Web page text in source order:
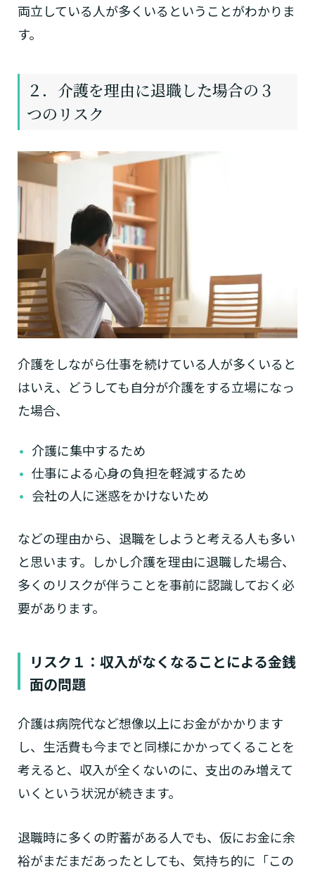
両立している人が多くいるということがわかりま
す。
２．介護を理由に退職した場合の３
つのリスク
介護をしながら仕事を続けている人が多くいると
はいえ、どうしても自分が介護をする立場になっ
た場合、
介護に集中するため
仕事による心身の負担を軽減するため
会社の人に迷惑をかけないため
などの理由から、退職をしようと考える人も多い
と思います。しかし介護を理由に退職した場合、
多くのリスクが伴うことを事前に認識しておく必
要があります。
リスク１：収入がなくなることによる金銭
面の問題
介護は病院代など想像以上にお金がかかります
し、生活費も今までと同様にかかってくることを
考えると、収入が全くないのに、支出のみ増えて
いくという状況が続きます。
退職時に多くの貯蓄がある人でも、仮にお金に余
裕がまだまだあったとしても、気持ち的に「この
用途やご利用目的が違います。
「どのサービスを使ったらいいのかわからな
要介護認定を受け、要支援１～２、
要介護１～５、 いずれかの判定を受
けていますか？
ご自宅で生活しながら介護サービス
を使いたいですか？
老人ホームなどの施設に移り住みた
いですか？
現在、日常生活を送るうえで誰かの
介護などサポートが必要ですか？
介護スタッフにご自宅に来てもらい
たいですか？
介護施設へ通いたいですか？
認知症の診断を受けていますか？
または物忘れなど認知症の疑いはあ
りますか？
日帰りで使いたいですか？
一時的に宿泊したいですか？
要支援１～２・要介護１～２です
か？
要介護３～５ですか？